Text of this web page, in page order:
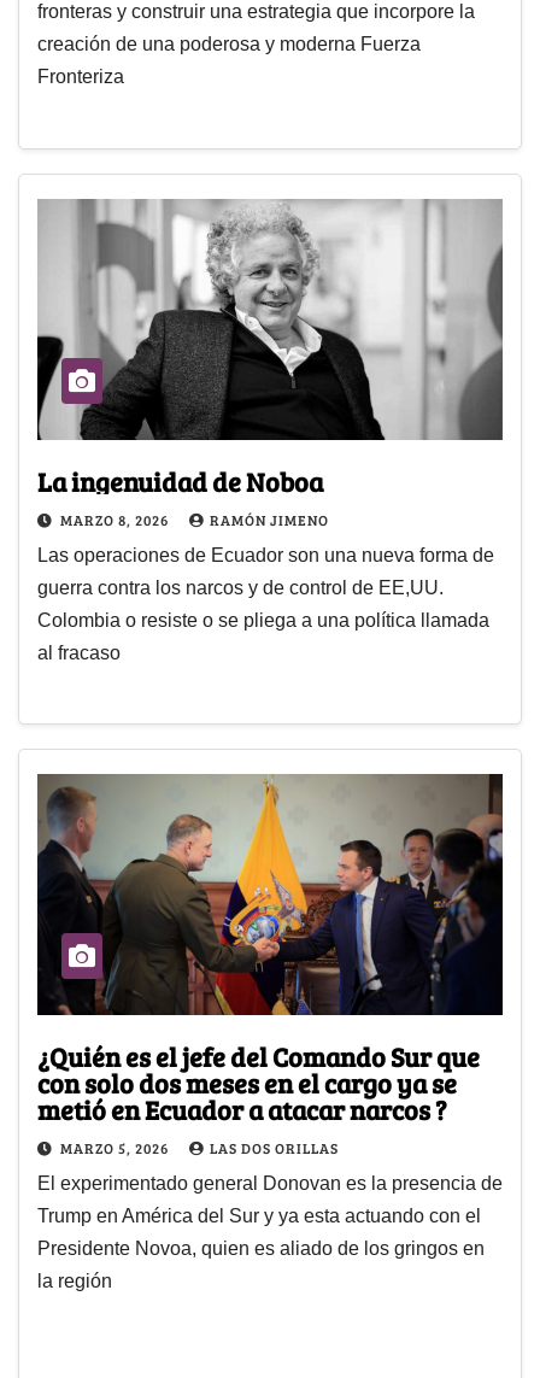
fronteras y construir una estrategia que incorpore la
creación de una poderosa y moderna Fuerza
Fronteriza
La ingenuidad de Noboa
MARZO 8, 2026 RAMÓN JIMENO
Las operaciones de Ecuador son una nueva forma de
guerra contra los narcos y de control de EE,UU.
Colombia o resiste o se pliega a una política llamada
al fracaso
¿Quién es el jefe del Comando Sur que
con solo dos meses en el cargo ya se
metió en Ecuador a atacar narcos ?
MARZO 5, 2026 LAS DOS ORILLAS
El experimentado general Donovan es la presencia de
Trump en América del Sur y ya esta actuando con el
Presidente Novoa, quien es aliado de los gringos en
la región